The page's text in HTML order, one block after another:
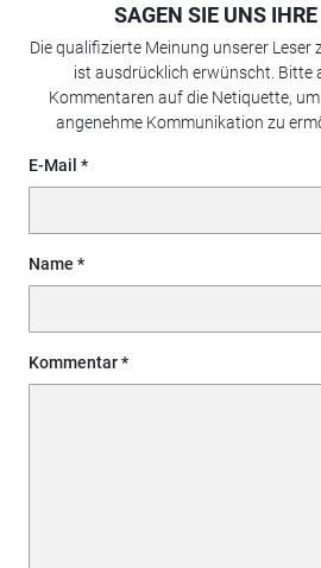
SAGEN SIE UNS
Die qualifizierte Meinung unserer Leser
ist ausdrücklich erwünscht. Bitte
Kommentaren auf die Netiquette,
angenehme Kommunikation zu
E-Mail
Name
Kommentar